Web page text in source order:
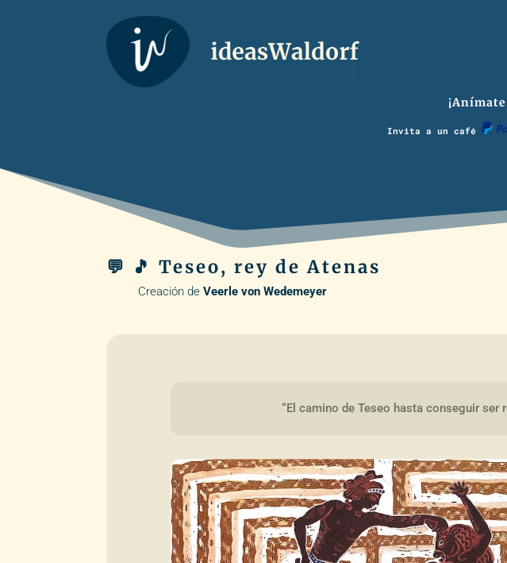
Invita a un café
💬 🎵 Teseo, rey de Atenas
Creación deVeerle von Wedemeyer
“El camino de Teseo hasta conseguir ser